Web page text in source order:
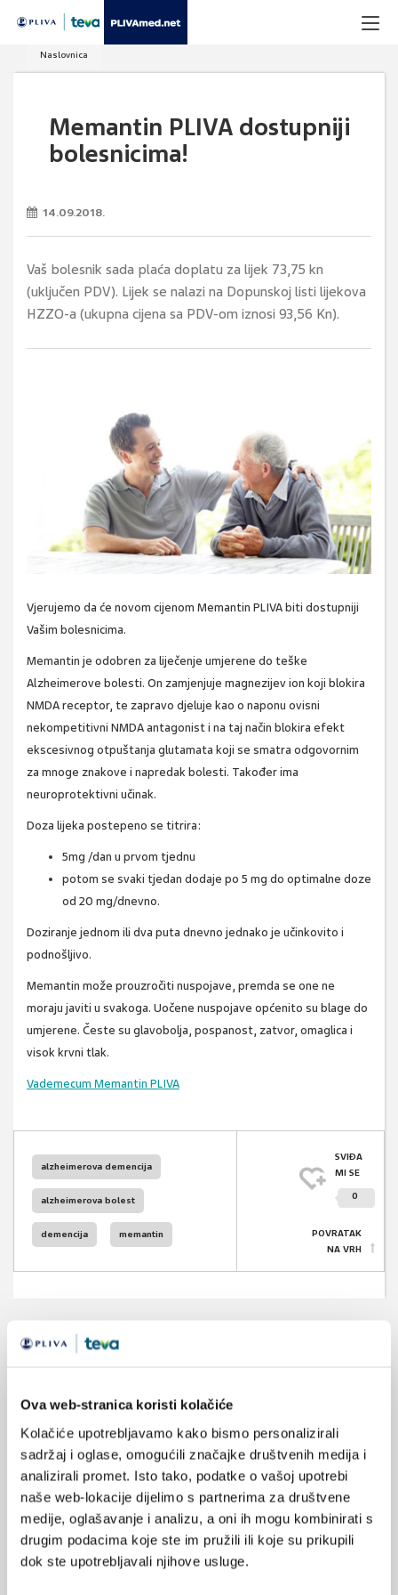
Ova web-stranica koristi kolačiće
Kolačiće upotrebljavamo kako bismo personalizirali
sadržaj i oglase, omogućili značajke društvenih medija i
analizirali promet. Isto tako, podatke o vašoj upotrebi
naše web-lokacije dijelimo s partnerima za društvene
medije, oglašavanje i analizu, a oni ih mogu kombinirati s
drugim podacima koje ste im pružili ili koje su prikupili
dok ste upotrebljavali njihove usluge.
Naslovnica
Memantin PLIVA dostupniji
bolesnicima!
14.09.2018.
Vaš bolesnik sada plaća doplatu za lijek 73,75 kn
(uključen PDV). Lijek se nalazi na Dopunskoj listi lijekova
HZZO-a (ukupna cijena sa PDV-om iznosi 93,56 Kn).
Vjerujemo da će novom cijenom Memantin PLIVA biti dostupniji
Vašim bolesnicima.
Memantin je odobren za liječenje umjerene do teške
Alzheimerove bolesti. On zamjenjuje magnezijev ion koji blokira
NMDA receptor, te zapravo djeluje kao o naponu ovisni
nekompetitivni NMDA antagonist i na taj način blokira efekt
ekscesivnog otpuštanja glutamata koji se smatra odgovornim
za mnoge znakove i napredak bolesti. Također ima
neuroprotektivni učinak.
Doza lijeka postepeno se titrira:
5mg /dan u prvom tjednu
potom se svaki tjedan dodaje po 5 mg do optimalne doze
od 20 mg/dnevno.
Doziranje jednom ili dva puta dnevno jednako je učinkovito i
podnošljivo.
Memantin može prouzročiti nuspojave, premda se one ne
moraju javiti u svakoga. Uočene nuspojave općenito su blage do
umjerene. Česte su glavobolja, pospanost, zatvor, omaglica i
visok krvni tlak.
Vademecum Memantin PLIVA
alzheimerova demencija
alzheimerova bolest
demencija memantin
SVIĐA
MI SE
0
POVRATAK
NA VRH
06.05.2022.
02.01.2019.
Depresija - prodrom, rizični čimbenik ili komorbiditet
u demenciji
17.07.2018.
18F PET s florbetabenom u ranoj dijagnostici